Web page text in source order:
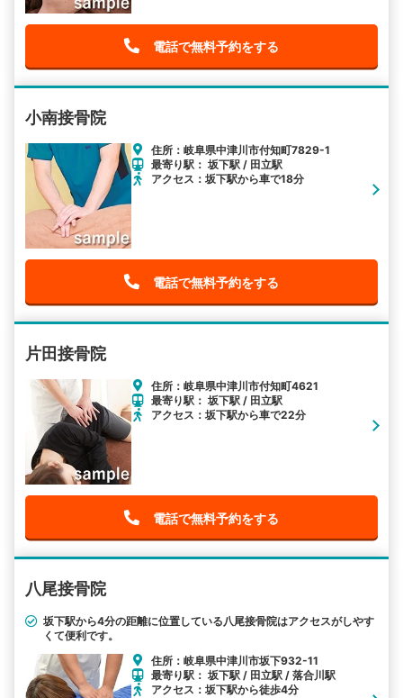
電話で無料予約をする
小南接骨院
住所：岐阜県中津川市付知町7829-1
最寄り駅： 坂下駅 / 田立駅
アクセス：坂下駅から車で18分
電話で無料予約をする
片田接骨院
住所：岐阜県中津川市付知町4621
最寄り駅： 坂下駅 / 田立駅
アクセス：坂下駅から車で22分
電話で無料予約をする
八尾接骨院
坂下駅から4分の距離に位置している八尾接骨院はアクセスがしやす
くて便利です。
住所：岐阜県中津川市坂下932-11
最寄り駅： 坂下駅 / 田立駅 / 落合川駅
アクセス：坂下駅から徒歩4分